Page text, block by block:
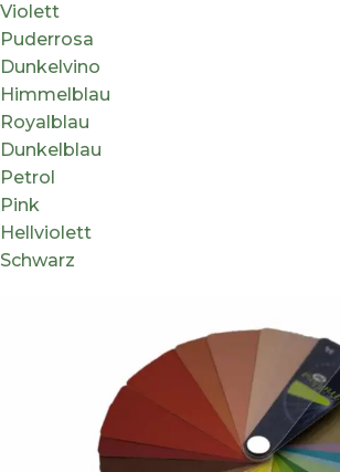
Violett
Puderrosa
Dunkelvino
Himmelblau
Royalblau
Dunkelblau
Petrol
Pink
Hellviolett
Schwarz